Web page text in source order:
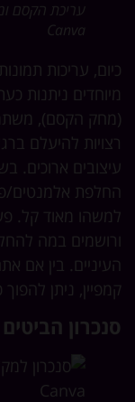
עריכת הקסם
Canva
עריכות תמונות
הקסם),
להיעלם ברגע.
אלמנטים/
מאוד קל. פשוט
במה
בין אם אתם
ניתן להפוך
הביטים